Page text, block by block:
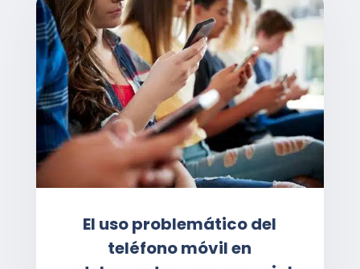
El uso problemático del
teléfono móvil en